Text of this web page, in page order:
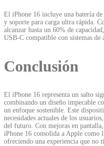
El iPhone 16 incluye una batería
y soporte para carga ultra rápida.
alcanzar hasta un 60% de
USB-C compatible con sistemas de
Conclusión
El iPhone 16 representa un salto
combinando un diseño impecable
un enfoque sostenible. Este
necesidades actuales de los
del futuro. Con mejoras en
iPhone 16 consolida a Apple como
ofreciendo una experiencia que no